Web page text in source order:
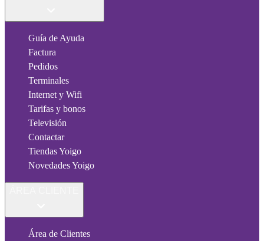
Guía de Ayuda
Factura
Pedidos
Terminales
Internet y Wifi
Tarifas y bonos
Televisión
Contactar
Tiendas Yoigo
Novedades Yoigo
Área de Clientes